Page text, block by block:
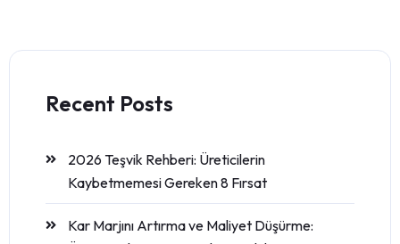
Recent Posts
2026 Teşvik Rehberi: Üreticilerin
Kaybetmemesi Gereken 8 Fırsat
Kar Marjını Artırma ve Maliyet Düşürme: